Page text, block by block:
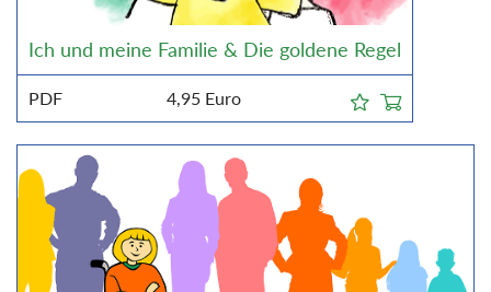
Ich und meine Familie & Die goldene Regel
PDF 4,95 Euro